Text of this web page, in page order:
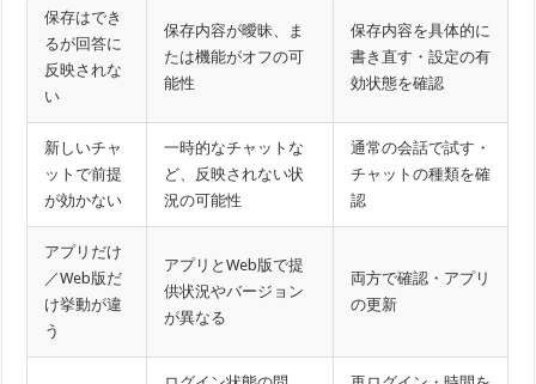
保存はでき
るが回答に
反映されな
い
保存内容が曖昧、ま
たは機能がオフの可
能性
保存内容を具体的に
書き直す・設定の有
効状態を確認
新しいチャ
ットで前提
が効かない
一時的なチャットな
ど、反映されない状
況の可能性
通常の会話で試す・
チャットの種類を確
認
アプリだけ
／Web版だ
け挙動が違
う
アプリとWeb版で提
供状況やバージョン
が異なる
両方で確認・アプリ
の更新